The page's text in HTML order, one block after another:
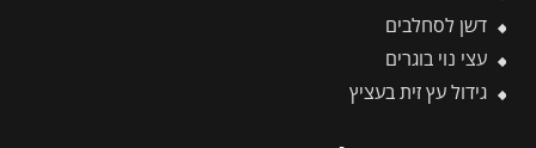
דשן לסחלבים
עצי נוי בוגרים
גידול עץ זית בעציץ